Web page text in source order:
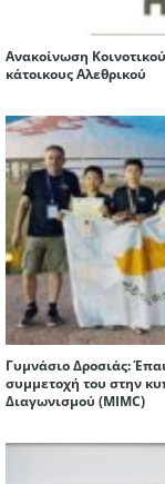
Ανακοίνωση
κάτοικους Αλεθρικού
Γυμνάσιο Δροσιάς:
συμμετοχή του στην
Διαγωνισμού (ΜIMC)